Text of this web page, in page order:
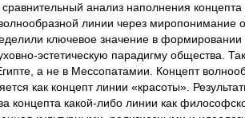
анализ наполнения
линии через миропонимание
ключевое значение в формировании
эстетическую парадигму общества.
а не в Мессопатамии. Концепт
как концепт линии «красоты».
какой-либо линии как